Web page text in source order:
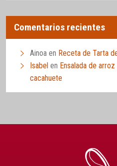
Comentarios recientes
Ainoa en Receta de Tarta
Isabel en Ensalada de
cacahuete